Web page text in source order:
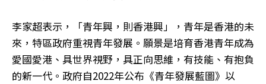
李家超表示，「青年興，則香港興」，青年是香港的未
來，特區政府重視青年發展。願景是培育香港青年成為
愛國愛港、具世界視野，具正向思維，有技能、有抱負
的新一代。政府自2022年公布《青年發展藍圖》以